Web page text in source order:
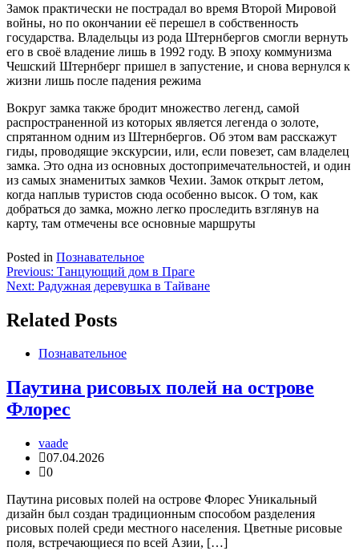
Замок практически не пострадал во время Второй Мировой
войны, но по окончании её перешел в собственность
государства. Владельцы из рода Штернбергов смогли вернуть
его в своё владение лишь в 1992 году. В эпоху коммунизма
Чешский Штернберг пришел в запустение, и снова вернулся к
жизни лишь после падения режима
Вокруг замка также бродит множество легенд, самой
распространенной из которых является легенда о золоте,
спрятанном одним из Штернбергов. Об этом вам расскажут
гиды, проводящие экскурсии, или, если повезет, сам владелец
замка. Это одна из основных достопримечательностей, и один
из самых знаменитых замков Чехии. Замок открыт летом,
когда наплыв туристов сюда особенно высок. О том, как
добраться до замка, можно легко проследить взглянув на
карту, там отмечены все основные маршруты
Posted in Познавательное
Навигация
по
записям
Previous: Танцующий дом в Праге
Next: Радужная деревушка в Тайване
Related Posts
Познавательное
Паутина рисовых полей на острове
Флорес
vaade
07.04.2026
0
Паутина рисовых полей на острове Флорес Уникальный
дизайн был создан традиционным способом разделения
рисовых полей среди местного населения. Цветные рисовые
поля, встречающиеся по всей Азии, […]